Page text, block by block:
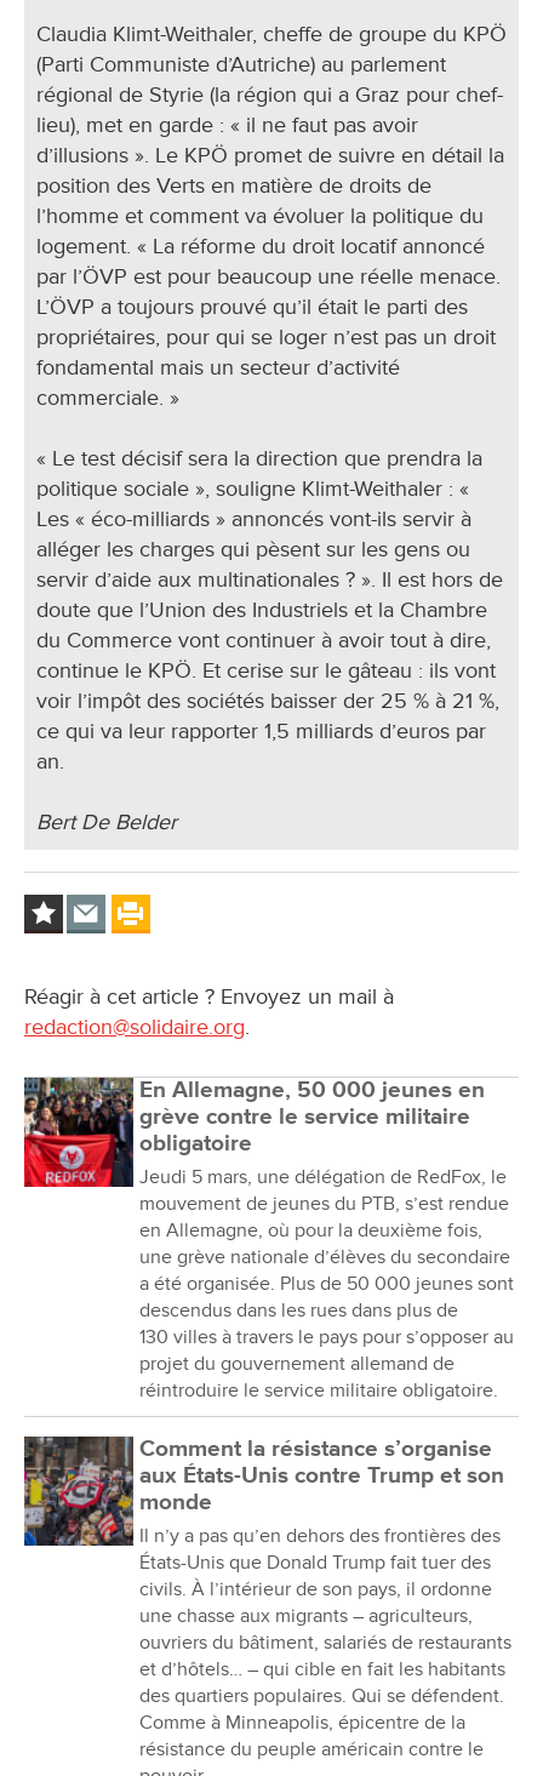
Claudia Klimt-Weithaler, cheffe de groupe du KPÖ
(Parti Communiste d’Autriche) au parlement
régional de Styrie (la région qui a Graz pour chef-
lieu), met en garde : « il ne faut pas avoir
d’illusions ». Le KPÖ promet de suivre en détail la
position des Verts en matière de droits de
l’homme et comment va évoluer la politique du
logement. « La réforme du droit locatif annoncé
par l’ÖVP est pour beaucoup une réelle menace.
L’ÖVP a toujours prouvé qu’il était le parti des
propriétaires, pour qui se loger n’est pas un droit
fondamental mais un secteur d’activité
commerciale. »
« Le test décisif sera la direction que prendra la
politique sociale », souligne Klimt-Weithaler : «
Les « éco-milliards » annoncés vont-ils servir à
alléger les charges qui pèsent sur les gens ou
servir d’aide aux multinationales ? ». Il est hors de
doute que l’Union des Industriels et la Chambre
du Commerce vont continuer à avoir tout à dire,
continue le KPÖ. Et cerise sur le gâteau : ils vont
voir l’impôt des sociétés baisser der 25 % à 21 %,
ce qui va leur rapporter 1,5 milliards d’euros par
an.
Bert De Belder
Réagir à cet article ? Envoyez un mail à
redaction@solidaire.org.
En Allemagne, 50 000 jeunes en
grève contre le service militaire
obligatoire
Jeudi 5 mars, une délégation de RedFox, le
mouvement de jeunes du PTB, s’est rendue
en Allemagne, où pour la deuxième fois,
une grève nationale d’élèves du secondaire
a été organisée. Plus de 50 000 jeunes sont
descendus dans les rues dans plus de
130 villes à travers le pays pour s’opposer au
projet du gouvernement allemand de
réintroduire le service militaire obligatoire.
Comment la résistance s’organise
aux États-Unis contre Trump et son
monde
Il n’y a pas qu’en dehors des frontières des
États-Unis que Donald Trump fait tuer des
civils. À l’intérieur de son pays, il ordonne
une chasse aux migrants – agriculteurs,
ouvriers du bâtiment, salariés de restaurants
et d’hôtels… – qui cible en fait les habitants
des quartiers populaires. Qui se défendent.
Comme à Minneapolis, épicentre de la
résistance du peuple américain contre le